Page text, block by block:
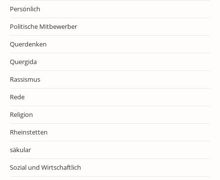
Persönlich
Politische Mitbewerber
Querdenken
Quergida
Rassismus
Rede
Religion
Rheinstetten
säkular
Sozial und Wirtschaftlich